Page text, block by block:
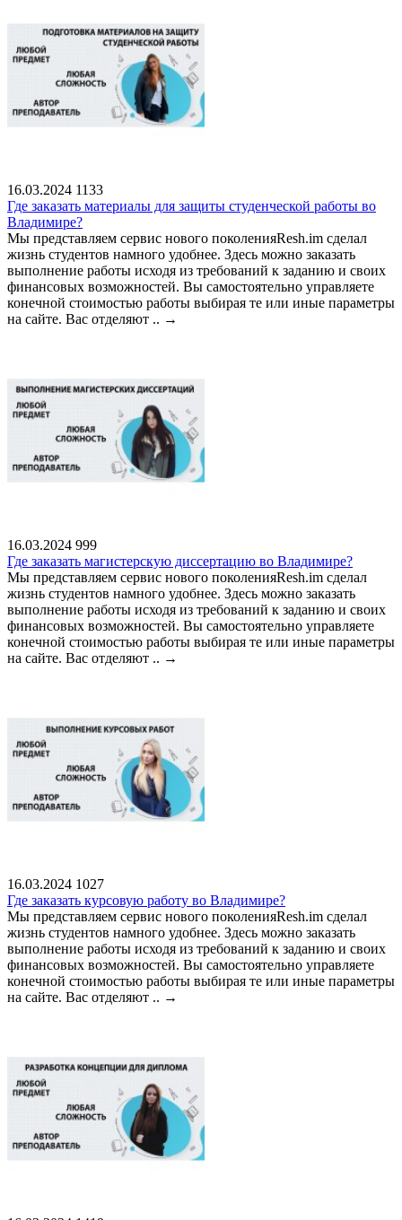
16.03.2024 1133
Где заказать материалы для защиты студенческой работы во
Владимире?
Мы представляем сервис нового поколенияResh.im сделал
жизнь студентов намного удобнее. Здесь можно заказать
выполнение работы исходя из требований к заданию и своих
финансовых возможностей. Вы самостоятельно управляете
конечной стоимостью работы выбирая те или иные параметры
на сайте. Вас отделяют .. →
16.03.2024 999
Где заказать магистерскую диссертацию во Владимире?
Мы представляем сервис нового поколенияResh.im сделал
жизнь студентов намного удобнее. Здесь можно заказать
выполнение работы исходя из требований к заданию и своих
финансовых возможностей. Вы самостоятельно управляете
конечной стоимостью работы выбирая те или иные параметры
на сайте. Вас отделяют .. →
16.03.2024 1027
Где заказать курсовую работу во Владимире?
Мы представляем сервис нового поколенияResh.im сделал
жизнь студентов намного удобнее. Здесь можно заказать
выполнение работы исходя из требований к заданию и своих
финансовых возможностей. Вы самостоятельно управляете
конечной стоимостью работы выбирая те или иные параметры
на сайте. Вас отделяют .. →